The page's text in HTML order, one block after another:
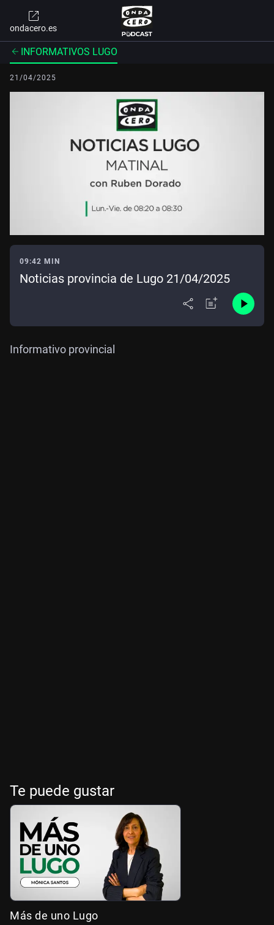
ondacero.es
INFORMATIVOS LUGO
21/04/2025
09:42 MIN
Noticias provincia de Lugo 21/04/2025
Informativo provincial
Te puede gustar
Más de uno Lugo